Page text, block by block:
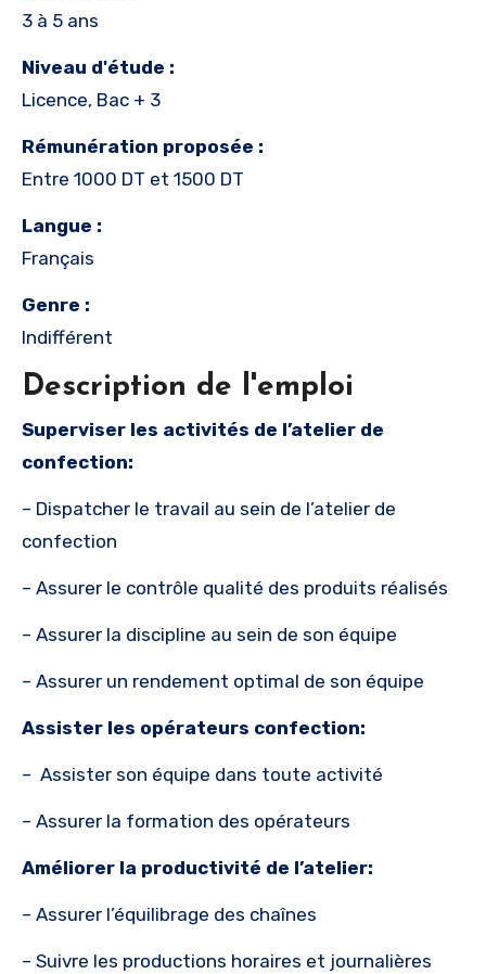
3 à 5 ans
Niveau d'étude :
Licence, Bac + 3
Rémunération proposée :
Entre 1000 DT et 1500 DT
Langue :
Français
Genre :
Indifférent
Description de l'emploi
Superviser les activités de l’atelier de
confection:
– Dispatcher le travail au sein de l’atelier de
confection
– Assurer le contrôle qualité des produits réalisés
– Assurer la discipline au sein de son équipe
– Assurer un rendement optimal de son équipe
Assister les opérateurs confection:
– Assister son équipe dans toute activité
– Assurer la formation des opérateurs
Améliorer la productivité de l’atelier:
– Assurer l’équilibrage des chaînes
– Suivre les productions horaires et journalières